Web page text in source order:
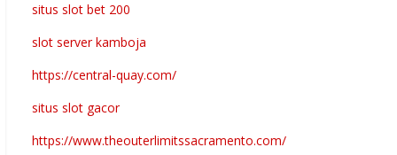
situs slot bet 200
slot server kamboja
https://central-quay.com/
situs slot gacor
https://www.theouterlimitssacramento.com/